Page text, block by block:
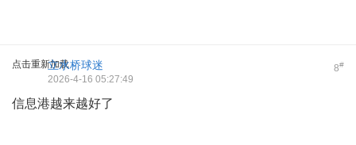
点击重新加载 8#
立水桥球迷
2026-4-16 05:27:49
信息港越来越好了